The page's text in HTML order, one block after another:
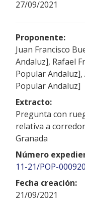
27/09/2021
Proponente:
Juan Francisco
Andaluz], Rafael
Popular Andaluz],
Popular Andaluz]
Extracto:
Pregunta con
relativa a
Granada
Número
11-21/POP-000920
Fecha creación:
21/09/2021